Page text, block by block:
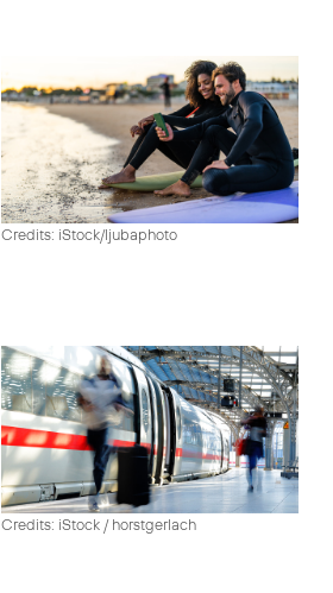
Credits: iStock/ljubaphoto
Credits: iStock / horstgerlach